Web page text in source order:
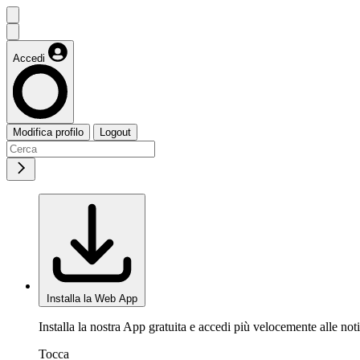
Accedi
Modifica profilo Logout
Installa la Web App
Installa la nostra App gratuita e accedi più velocemente alle
Tocca